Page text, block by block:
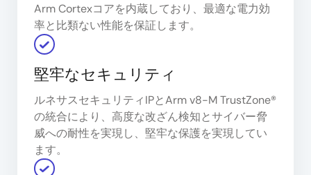
Arm Cortexコアを内蔵しており、最適な電力効
率と比類ない性能を保証します。
堅牢なセキュリティ
ルネサスセキュリティIPとArm v8-M TrustZone®
の統合により、高度な改ざん検知とサイバー脅
威への耐性を実現し、堅牢な保護を実現してい
ます。